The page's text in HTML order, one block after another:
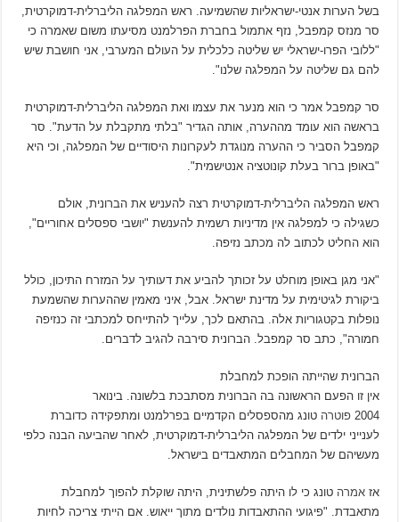
בשל הערות אנטי-ישראליות שהשמיעה. ראש המפלגה הליברלית-דמוקרטית,
סר מנזס קמפבל, נזף אתמול בחברת הפרלמנט מסיעתו משום שאמרה כי
"ללובי הפרו-ישראלי יש שליטה כלכלית על העולם המערבי, אני חושבת שיש
להם גם שליטה על המפלגה שלנו".
סר קמפבל אמר כי הוא מנער את עצמו ואת המפלגה הליברלית-דמוקרטית
בראשה הוא עומד מההערה, אותה הגדיר "בלתי מתקבלת על הדעת". סר
קמפבל הסביר כי ההערה מנוגדת לעקרונות היסודיים של המפלגה, וכי היא
"באופן ברור בעלת קונוטציה אנטישמית".
ראש המפלגה הליברלית-דמוקרטית רצה להעניש את הברונית, אולם
כשגילה כי למפלגה אין מדיניות רשמית להענשת "יושבי ספסלים אחוריים",
הוא החליט לכתוב לה מכתב נזיפה.
"אני מגן באופן מוחלט על זכותך להביע את דעותיך על המזרח התיכון, כולל
ביקורת לגיטימית על מדינת ישראל. אבל, איני מאמין שההערות שהשמעת
נופלות בקטגוריות אלה. בהתאם לכך, עלייך להתייחס למכתבי זה כנזיפה
חמורה", כתב סר קמפבל. הברונית סירבה להגיב לדברים.
הברונית שהייתה הופכת למחבלת
אין זו הפעם הראשונה בה הברונית מסתבכת בלשונה. בינואר
2004 פוטרה טונג מהספסלים הקדמיים בפרלמנט ומתפקידה כדוברת
לענייני ילדים של המפלגה הליברלית-דמוקרטית, לאחר שהביעה הבנה כלפי
מעשיהם של המחבלים המתאבדים בישראל.
אזאמרה טונג כי לו היתה פלשתינית, היתה שוקלת להפוך למחבלת
מתאבדת. "פיגועי ההתאבדות נולדים מתוך ייאוש. אם הייתי צריכה לחיות